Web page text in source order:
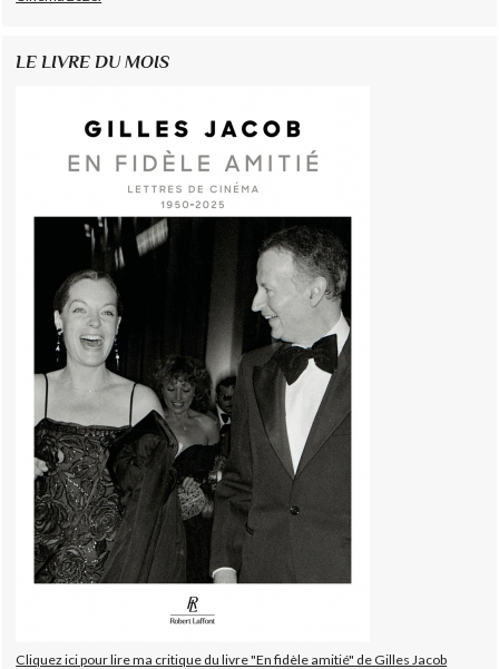
LE LIVRE DU MOIS
Cliquez ici pour lire ma critique du livre "En fidèle amitié" de Gilles Jacob